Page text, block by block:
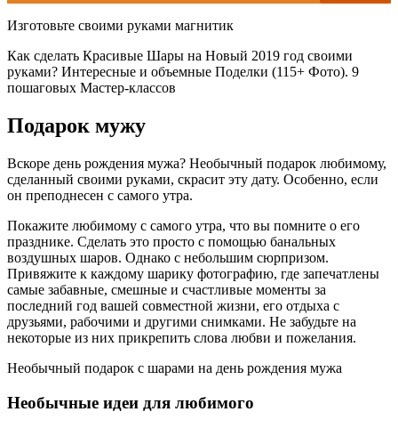
Изготовьте своими руками магнитик
Как сделать Красивые Шары на Новый 2019 год своими
руками? Интересные и объемные Поделки (115+ Фото). 9
пошаговых Мастер-классов
Подарок мужу
Вскоре день рождения мужа? Необычный подарок любимому,
сделанный своими руками, скрасит эту дату. Особенно, если
он преподнесен с самого утра.
Покажите любимому с самого утра, что вы помните о его
празднике. Сделать это просто с помощью банальных
воздушных шаров. Однако с небольшим сюрпризом.
Привяжите к каждому шарику фотографию, где запечатлены
самые забавные, смешные и счастливые моменты за
последний год вашей совместной жизни, его отдыха с
друзьями, рабочими и другими снимками. Не забудьте на
некоторые из них прикрепить слова любви и пожелания.
Необычный подарок с шарами на день рождения мужа
Необычные идеи для любимого